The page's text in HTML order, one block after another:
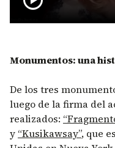
Monumentos: una
De los tres
luego de la firma del
realizados:
y “Kusikawsay”, que